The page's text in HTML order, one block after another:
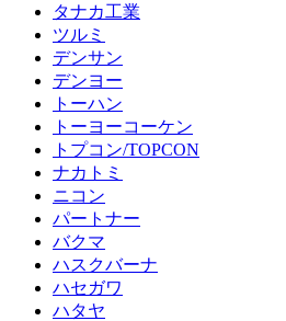
タナカ工業
ツルミ
デンサン
デンヨー
トーハン
トーヨーコーケン
トプコン/TOPCON
ナカトミ
ニコン
パートナー
バクマ
ハスクバーナ
ハセガワ
ハタヤ